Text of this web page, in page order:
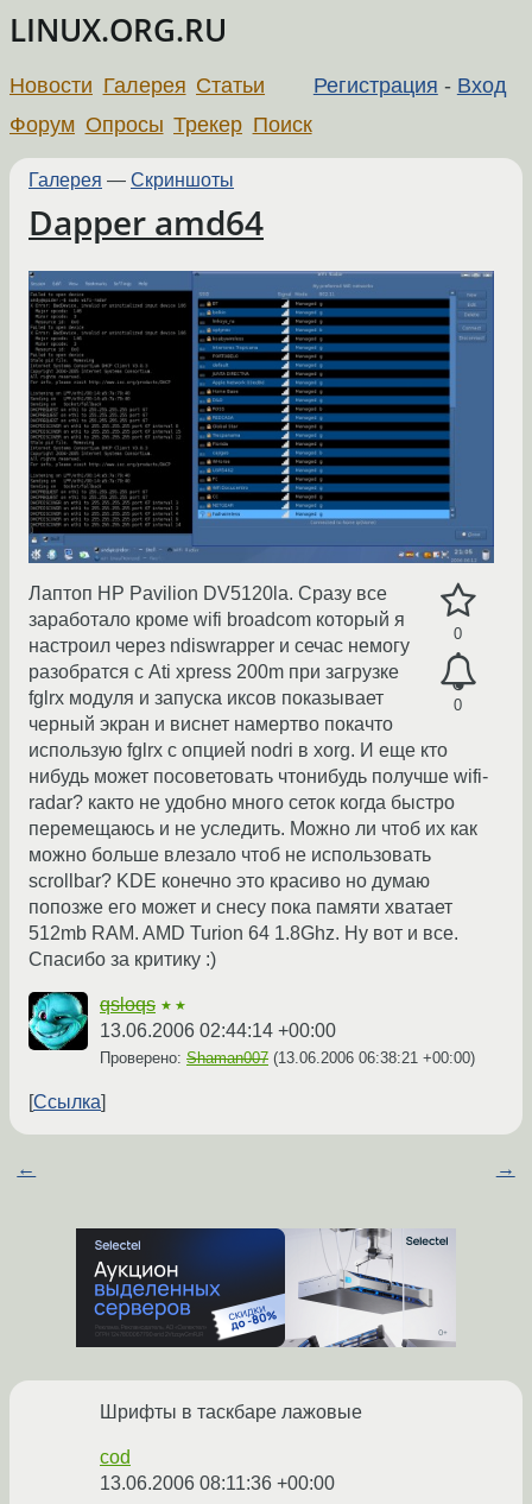
LINUX.ORG.RU
Регистрация - Вход
Новости Галерея Статьи
Форум Опросы Трекер Поиск
Галерея — Скриншоты
Dapper amd64
0
0
Лаптоп HP Pavilion DV5120la. Сразу все
заработало кроме wifi broadcom который я
настроил через ndiswrapper и сечас немогу
разобратся с Ati xpress 200m при загрузке
fglrx модуля и запуска иксов показывает
черный экран и виснет намертво покачто
использую fglrx с опцией nodri в xorg. И еще кто
нибудь может посоветовать чтонибудь получше wifi-
radar? както не удобно много сеток когда быстро
перемещаюсь и не уследить. Можно ли чтоб их как
можно больше влезало чтоб не использовать
scrollbar? KDE конечно это красиво но думаю
попозже его может и снесу пока памяти хватает
512mb RAM. AMD Turion 64 1.8Ghz. Ну вот и все.
Спасибо за критику :)
qsloqs ★★
13.06.2006 02:44:14 +00:00
Проверено: Shaman007 (13.06.2006 06:38:21 +00:00)
Ссылка
← →
Шрифты в таскбаре лажовые
cod
13.06.2006 08:11:36 +00:00